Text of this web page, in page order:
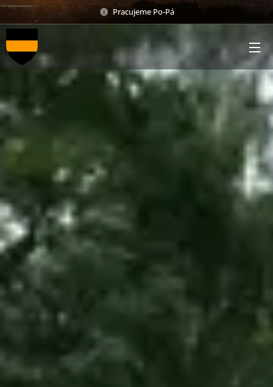
Pracujeme Po-Pá